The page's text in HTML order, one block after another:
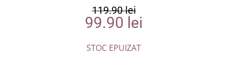
119.90lei
99.90 lei
STOC EPUIZAT